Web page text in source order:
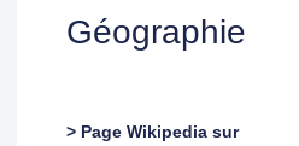
Géographie
> Page Wikipedia sur